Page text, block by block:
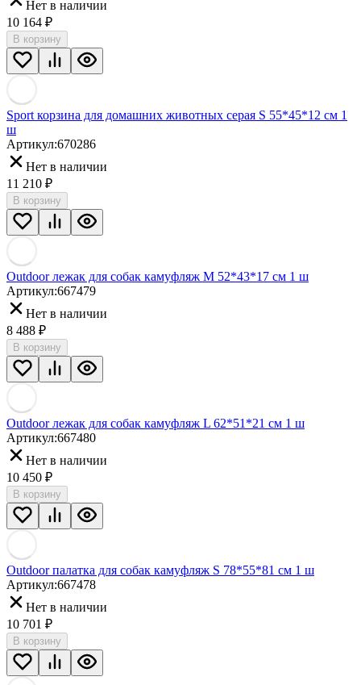
Нет в наличии
10 164 ₽
В корзину
Sport корзина для домашних животных серая S 55*45*12 см 1
ш
Артикул:670286
Нет в наличии
11 210 ₽
В корзину
Outdoor лежак для собак камуфляж M 52*43*17 см 1 ш
Артикул:667479
Нет в наличии
8 488 ₽
В корзину
Outdoor лежак для собак камуфляж L 62*51*21 см 1 ш
Артикул:667480
Нет в наличии
10 450 ₽
В корзину
Outdoor палатка для собак камуфляж S 78*55*81 см 1 ш
Артикул:667478
Нет в наличии
10 701 ₽
В корзину